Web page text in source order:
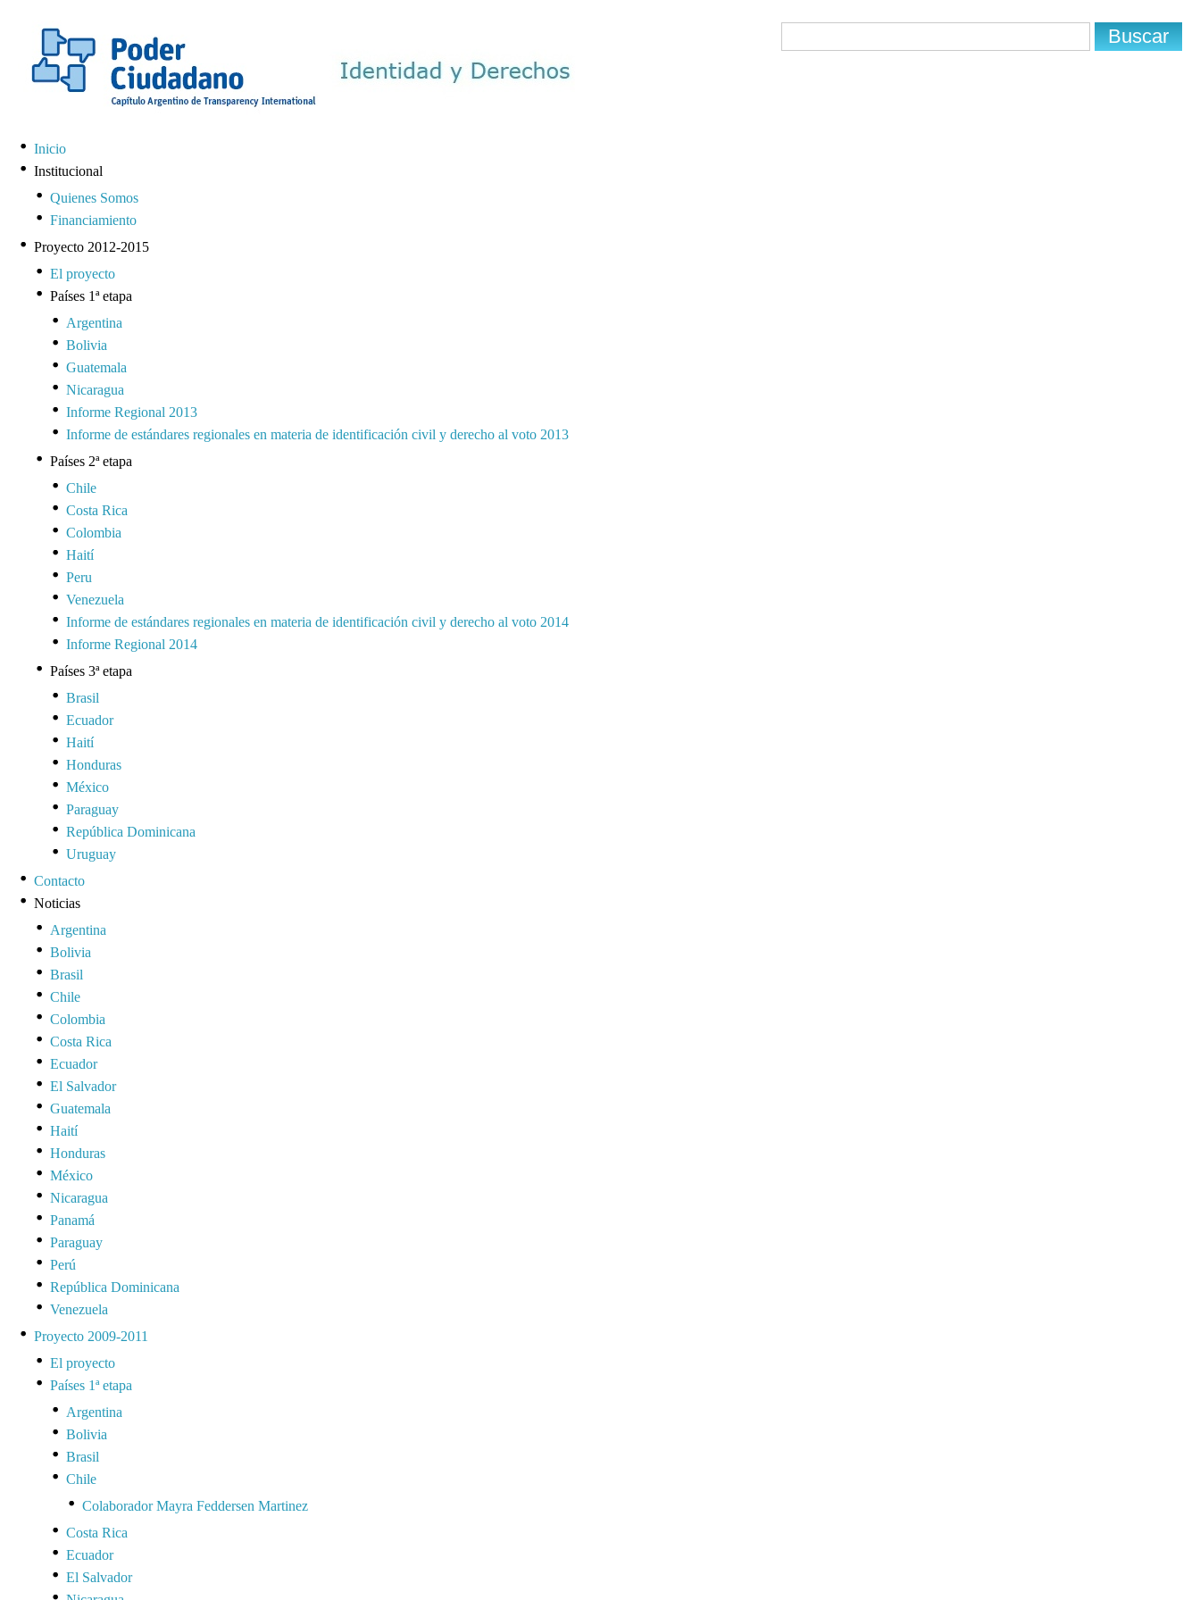
Inicio
Institucional
Quienes Somos
Financiamiento
Proyecto 2012-2015
El proyecto
Países 1ª etapa
Argentina
Bolivia
Guatemala
Nicaragua
Informe Regional 2013
Informe de estándares regionales en materia de identificación civil y derecho al voto 2013
Países 2ª etapa
Chile
Costa Rica
Colombia
Haití
Peru
Venezuela
Informe de estándares regionales en materia de identificación civil y derecho al voto 2014
Informe Regional 2014
Países 3ª etapa
Brasil
Ecuador
Haití
Honduras
México
Paraguay
República Dominicana
Uruguay
Contacto
Noticias
Argentina
Bolivia
Brasil
Chile
Colombia
Costa Rica
Ecuador
El Salvador
Guatemala
Haití
Honduras
México
Nicaragua
Panamá
Paraguay
Perú
República Dominicana
Venezuela
Proyecto 2009-2011
El proyecto
Países 1ª etapa
Argentina
Bolivia
Brasil
Chile
Colaborador Mayra Feddersen Martinez
Costa Rica
Ecuador
El Salvador